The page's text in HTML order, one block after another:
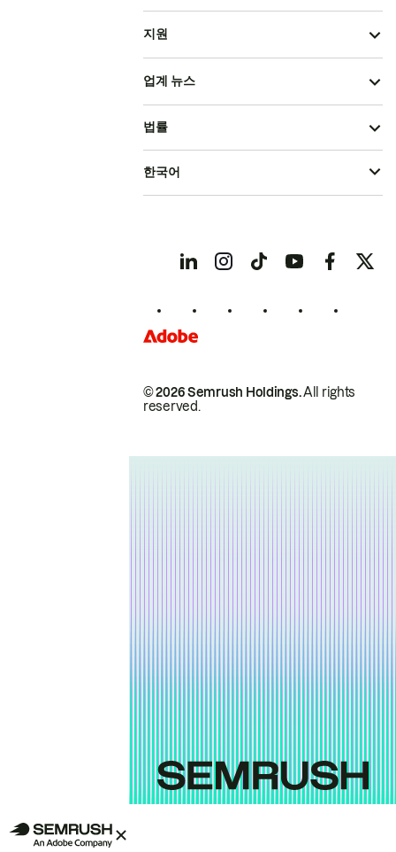
지원
업계 뉴스
© 2026 Semrush Holdings.All rights
reserved.
법률
한국어